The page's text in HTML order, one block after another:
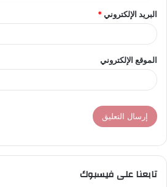
البريد الإلكتروني*
الموقع الإلكتروني
تابعنا على فيسبوك